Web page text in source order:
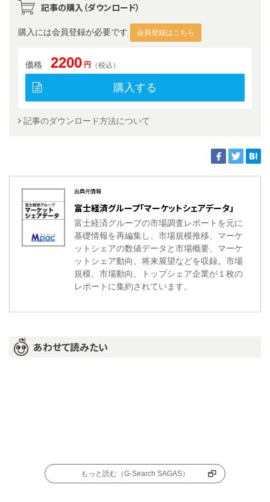
記事の購入（ダウンロード）
購入には会員登録が必要です 会員登録はこちら
価格 2200 円 （税込）
購入する
記事のダウンロード方法について
出典元情報
富士経済グループ「マーケットシェアデータ」
富士経済グループの市場調査レポートを元に
基礎情報を再編集し、市場規模推移、マーケ
ットシェアの数値データと市場概要、マーケ
ットシェア動向、将来展望などを収録。市場
規模、市場動向、トップシェア企業が１枚の
レポートに集約されています。
あわせて読みたい
もっと読む（G-Search SAGAS）